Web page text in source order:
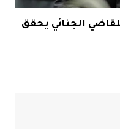
الجنائي يحقق